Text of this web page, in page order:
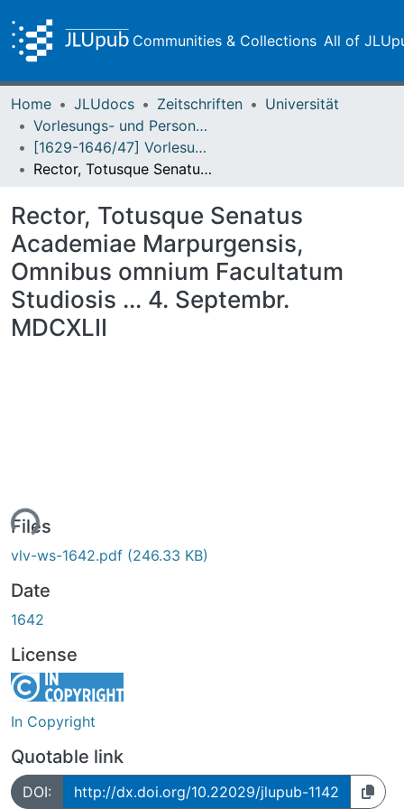
Communities & Collections All of
Home JLUdocs Zeitschriften
Universität
Vorlesungs- und Personalverzeichnis / Justus-Liebig-Universität Gießen
[1629-1646/47] Vorlesungsverzeichnis - Einblattdrucke / Academia Marpurgensis
Rector, Totusque Senatus Academiae Marpurgensis, Omnibus omnium Facultatum Studiosis ... 4. Septembr. MDCXLII
Rector, Totusque Senatus
Academiae Marpurgensis,
Omnibus omnium Facultatum
Studiosis ... 4. Septembr.
MDCXLII
Files
vlv-ws-1642.pdf (246.33 KB)
Date
1642
License
In Copyright
Quotable link
DOI: http://dx.doi.org/10.22029/jlupub-1142